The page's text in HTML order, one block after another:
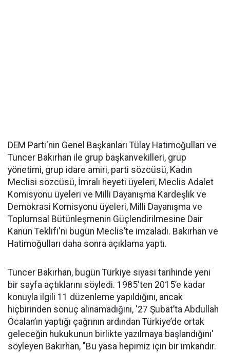
DEM Parti'nin Genel Başkanları Tülay Hatimoğulları ve
Tuncer Bakırhan ile grup başkanvekilleri, grup
yönetimi, grup idare amiri, parti sözcüsü, Kadın
Meclisi sözcüsü, İmralı heyeti üyeleri, Meclis Adalet
Komisyonu üyeleri ve Milli Dayanışma Kardeşlik ve
Demokrasi Komisyonu üyeleri, Milli Dayanışma ve
Toplumsal Bütünleşmenin Güçlendirilmesine Dair
Kanun Teklifi'ni bugün Meclis’te imzaladı. Bakırhan ve
Hatimoğulları daha sonra açıklama yaptı.
Tuncer Bakırhan, bugün Türkiye siyasi tarihinde yeni
bir sayfa açtıklarını söyledi. 1985'ten 2015’e kadar
konuyla ilgili 11 düzenleme yapıldığını, ancak
hiçbirinden sonuç alınamadığını, '27 Şubat’ta Abdullah
Öcalan’ın yaptığı çağrının ardından Türkiye’de ortak
geleceğin hukukunun birlikte yazılmaya başlandığını'
söyleyen Bakırhan, "Bu yasa hepimiz için bir imkandır.